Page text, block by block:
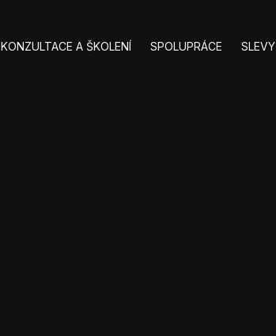
KONZULTACE A ŠKOLENÍ SPOLUPRÁCE SLEVY